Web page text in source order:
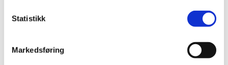
Statistikk
Markedsføring
Levering og returnering
Oppmålingsveiledning